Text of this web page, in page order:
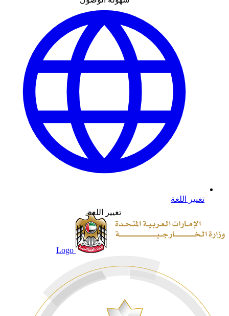
تغيير اللغة
تغيير اللغة
Logo